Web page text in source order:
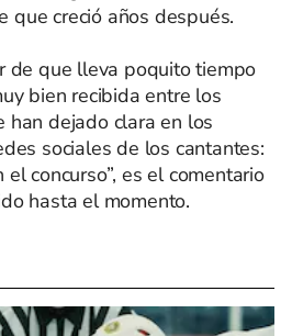
que creció años después.
de que lleva poquito tiempo
bien recibida entre los
han dejado clara en los
sociales de los cantantes:
el concurso”, es el comentario
hasta el momento.